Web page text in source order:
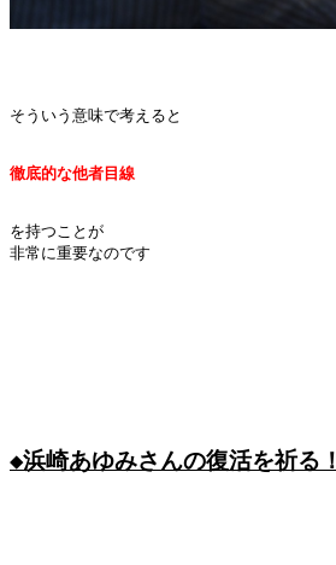
そういう意味で考えると
徹底的な他者目線
を持つことが
非常に重要なのです
◆浜崎あゆみさんの復活を祈る！